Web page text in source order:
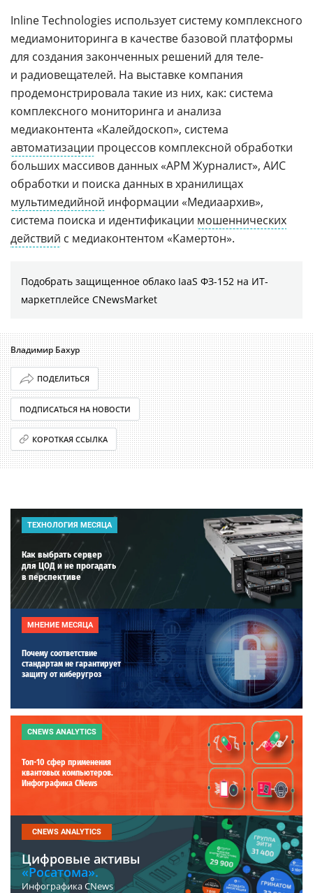
Inline Technologies использует систему комплексного
медиамониторинга в качестве базовой платформы
для создания законченных решений для теле-
и радиовещателей. На выставке компания
продемонстрировала такие из них, как: система
комплексного мониторинга и анализа
медиаконтента «Калейдоскоп», система
автоматизации процессов комплексной обработки
больших массивов данных «АРМ Журналист», АИС
обработки и поиска данных в хранилищах
мультимедийной информации «Медиаархив»,
система поиска и идентификации мошеннических
действий с медиаконтентом «Камертон».
Подобрать защищенное облако IaaS ФЗ-152 на ИТ-
маркетплейсе CNewsMarket
Владимир Бахур
ПОДЕЛИТЬСЯ
ПОДПИСАТЬСЯ НА НОВОСТИ
КОРОТКАЯ ССЫЛКА
ТЕХНОЛОГИЯ МЕСЯЦА
Как выбрать сервер
для ЦОД и не прогадать
в перспективе
МНЕНИЕ МЕСЯЦА
Почему соответствие
стандартам не гарантирует
защиту от киберугроз
CNEWS ANALYTICS
Топ-10 сфер применения
квантовых компьютеров.
Инфографика CNews
CNEWS ANALYTICS
Цифровые активы
«Росатома».
Инфографика CNews